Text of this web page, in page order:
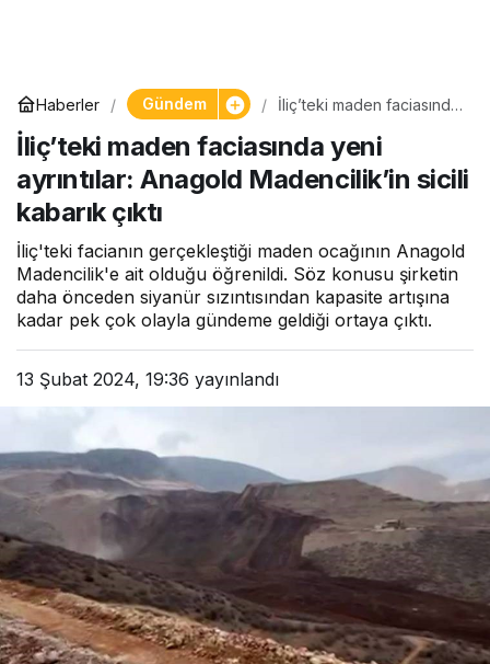
Haberler Gündem
İliç’teki maden faciasında
Madencilik’in sicili
kabarık çıktı
İliç’teki maden faciasında yeni
ayrıntılar: Anagold Madencilik’in sicili
kabarık çıktı
İliç'teki facianın gerçekleştiği maden ocağının Anagold
Madencilik'e ait olduğu öğrenildi. Söz konusu şirketin
daha önceden siyanür sızıntısından kapasite artışına
kadar pek çok olayla gündeme geldiği ortaya çıktı.
13 Şubat 2024, 19:36 yayınlandı